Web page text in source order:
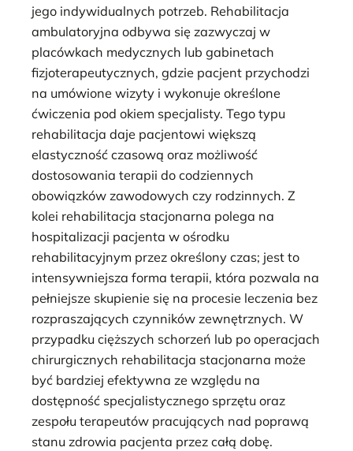
jego indywidualnych potrzeb. Rehabilitacja
ambulatoryjna odbywa się zazwyczaj w
placówkach medycznych lub gabinetach
fizjoterapeutycznych, gdzie pacjent przychodzi
na umówione wizyty i wykonuje określone
ćwiczenia pod okiem specjalisty. Tego typu
rehabilitacja daje pacjentowi większą
elastyczność czasową oraz możliwość
dostosowania terapii do codziennych
obowiązków zawodowych czy rodzinnych. Z
kolei rehabilitacja stacjonarna polega na
hospitalizacji pacjenta w ośrodku
rehabilitacyjnym przez określony czas; jest to
intensywniejsza forma terapii, która pozwala na
pełniejsze skupienie się na procesie leczenia bez
rozpraszających czynników zewnętrznych. W
przypadku cięższych schorzeń lub po operacjach
chirurgicznych rehabilitacja stacjonarna może
być bardziej efektywna ze względu na
dostępność specjalistycznego sprzętu oraz
zespołu terapeutów pracujących nad poprawą
stanu zdrowia pacjenta przez całą dobę.